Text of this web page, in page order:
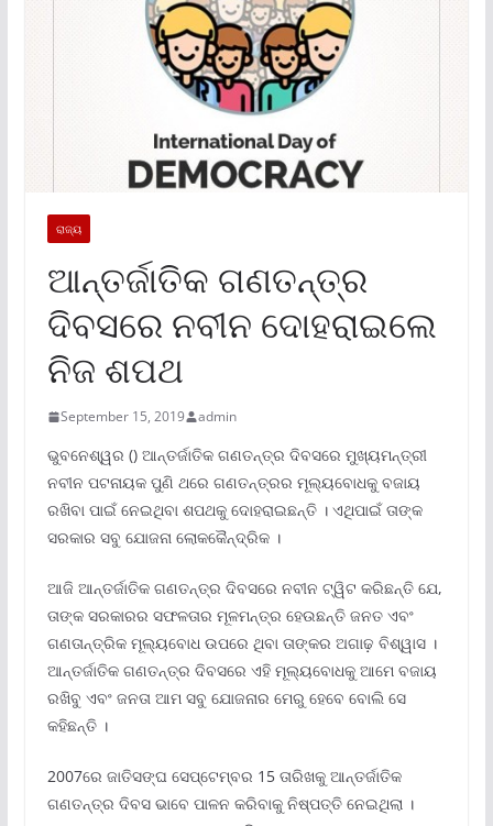
ରାଜ୍ୟ
ଆନ୍ତର୍ଜାତିକ ଗଣତନ୍ତ୍ର
ଦିବସରେ ନବୀନ ଦୋହରାଇଲେ
ନିଜ ଶପଥ
September 15, 2019 admin
ଭୁବନେଶ୍ୱର () ଆନ୍ତର୍ଜାତିକ ଗଣତନ୍ତ୍ର ଦିବସରେ ମୁଖ୍ୟମନ୍ତ୍ରୀ
ନବୀନ ପଟନାୟକ ପୁଣି ଥରେ ଗଣତନ୍ତ୍ରର ମୂଲ୍ୟବୋଧକୁ ବଜାୟ
ରଖିବା ପାଇଁ ନେଇଥିବା ଶପଥକୁ ଦୋହରାଇଛନ୍ତି । ଏଥିପାଇଁ ତାଙ୍କ
ସରକାର ସବୁ ଯୋଜନା ଲୋକକୈନ୍ଦ୍ରିକ ।
ଆଜି ଆନ୍ତର୍ଜାତିକ ଗଣତନ୍ତ୍ର ଦିବସରେ ନବୀନ ଟ୍ୱିଟ କରିଛନ୍ତି ଯେ,
ତାଙ୍କ ସରକାରର ସଫଳତାର ମୂଳମନ୍ତ୍ର ହେଉଛନ୍ତି ଜନତ ଏବଂ
ଗଣତାନ୍ତ୍ରିକ ମୂଲ୍ୟବୋଧ ଉପରେ ଥିବା ତାଙ୍କର ଅଗାଢ଼ ବିଶ୍ୱାସ ।
ଆନ୍ତର୍ଜାତିକ ଗଣତନ୍ତ୍ର ଦିବସରେ ଏହି ମୂଲ୍ୟବୋଧକୁ ଆମେ ବଜାୟ
ରଖିବୁ ଏବଂ ଜନତା ଆମ ସବୁ ଯୋଜନାର ମେରୁ ହେବେ ବୋଲି ସେ
କହିଛନ୍ତି ।
2007ରେ ଜାତିସଙ୍ଘ ସେପ୍ଟେମ୍ବର 15 ତାରିଖକୁ ଆନ୍ତର୍ଜାତିକ
ଗଣତନ୍ତ୍ର ଦିବସ ଭାବେ ପାଳନ କରିବାକୁ ନିଷ୍ପତ୍ତି ନେଇଥିଲା ।